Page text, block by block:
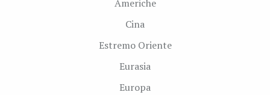
Americhe
Cina
Estremo Oriente
Eurasia
Europa